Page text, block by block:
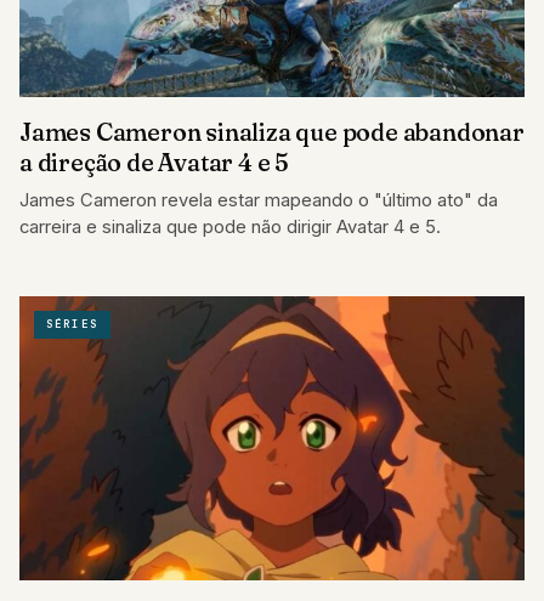
James Cameron sinaliza que pode abandonar
a direção de Avatar 4 e 5
James Cameron revela estar mapeando o "último ato" da
carreira e sinaliza que pode não dirigir Avatar 4 e 5.
SÉRIES